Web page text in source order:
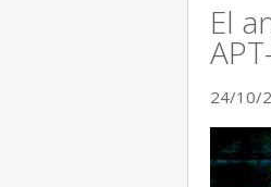
El
24/10/